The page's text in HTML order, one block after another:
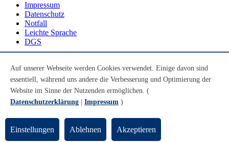
Impressum
Datenschutz
Notfall
Leichte Sprache
DGS
Youtube
Instagram
LinkedIn
© Universität Bremen 2026
Zum Seitenende springen Zum Seitenanfang springen
Auf unserer Webseite werden Cookies verwendet. Einige davon sind
essentiell, während uns andere die Verbesserung und Optimierung der
Website im Sinne der Nutzenden ermöglichen. (
Datenschutzerklärung
Impressum )
Einstellungen Ablehnen Akzeptieren